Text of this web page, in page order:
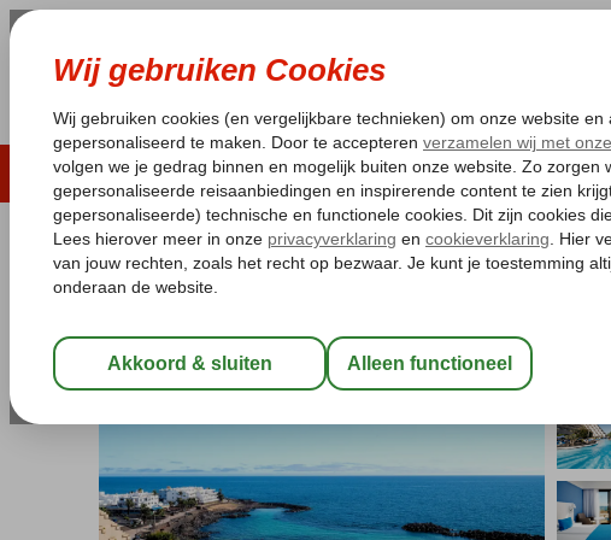
LAST MINUTE ZOMER 2026 ZONVAKANTIE
Pakketgarantie Laagsteprijsgarantie* Gratis annuleren*
Home
Spanje Canarische Eilanden
Alexandre Grand Teguise Playa
Halfpension -Hotel